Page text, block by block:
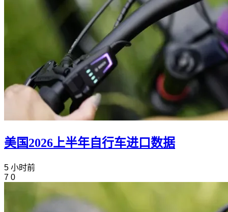
美国2026上半年自行车进口数据
5 小时前
7 0